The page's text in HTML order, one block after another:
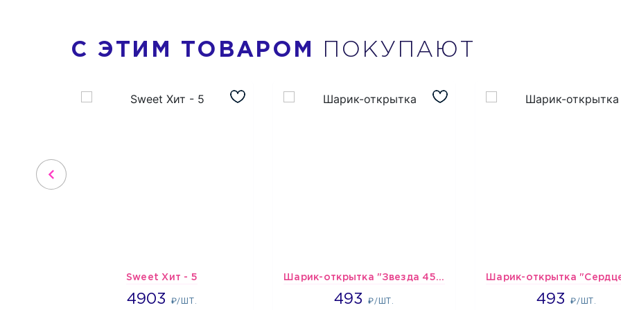
С ЭТИМ ТОВАРОМ ПОКУПАЮТ
Sweet Хит - 5
4903 ₽/ШТ.
4903 Шарик-открытка "Звезда 45 см" №1
493₽/ШТ.
493
493₽/ШТ.
493